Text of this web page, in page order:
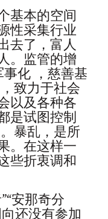
基本的空间
性采集行业
去了，富人
。监管的增
化 ，慈善基
致力于社会
以及各种各
是试图控制
暴乱，是所
。在这样一
些折衷调和
安那奇分